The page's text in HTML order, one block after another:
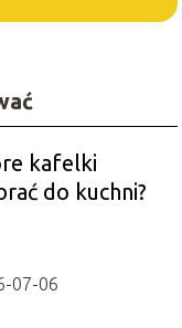
kafelki
do kuchni?
07-06